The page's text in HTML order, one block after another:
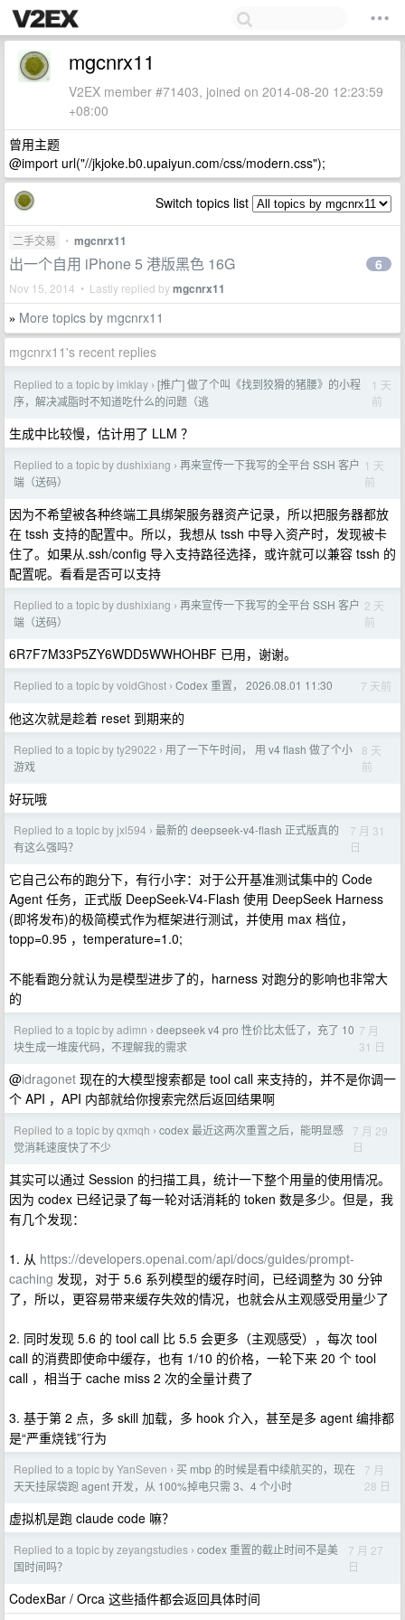
mgcnrx11
V2EX member #71403, joined on 2014-08-20 12:23:59
+08:00
曾用主题
@import url("//jkjoke.b0.upaiyun.com/css/modern.css");
Switch topics list
二手交易 • mgcnrx11
出一个自用 iPhone 5 港版黑色 16G
Nov 15, 2014 • Lastly replied bymgcnrx11
6
» More topics by mgcnrx11
mgcnrx11's recent replies
Replied to a topic by imklay › [推广] 做了个叫《找到狡猾的猪腰》的小程
序，解决减脂时不知道吃什么的问题（逃
1 天
前
生成中比较慢，估计用了 LLM ？
Replied to a topic by dushixiang › 再来宣传一下我写的全平台 SSH 客户
端（送码）
1 天
前
因为不希望被各种终端工具绑架服务器资产记录，所以把服务器都放
在 tssh 支持的配置中。所以，我想从 tssh 中导入资产时，发现被卡
住了。如果从.ssh/config 导入支持路径选择，或许就可以兼容 tssh 的
配置呢。看看是否可以支持
Replied to a topic by dushixiang › 再来宣传一下我写的全平台 SSH 客户
端（送码）
2 天
前
6R7F7M33P5ZY6WDD5WWHOHBF 已用，谢谢。
Replied to a topic by voidGhost › Codex 重置， 2026.08.01 11:30 7 天前
他这次就是趁着 reset 到期来的
Replied to a topic by ty29022 › 用了一下午时间， 用 v4 flash 做了个小
游戏
8 天
前
好玩哦
Replied to a topic by jxl594 › 最新的 deepseek-v4-flash 正式版真的
有这么强吗？
7 月 31
日
它自己公布的跑分下，有行小字：对于公开基准测试集中的 Code
Agent 任务，正式版 DeepSeek-V4-Flash 使用 DeepSeek Harness
(即将发布)的极简模式作为框架进行测试，并使用 max 档位，
topp=0.95 ，temperature=1.0;
不能看跑分就认为是模型进步了的，harness 对跑分的影响也非常大
的
Replied to a topic by adimn › deepseek v4 pro 性价比太低了，充了 10
块生成一堆废代码，不理解我的需求
7 月
31 日
@idragonet 现在的大模型搜索都是 tool call 来支持的，并不是你调一
个 API ，API 内部就给你搜索完然后返回结果啊
Replied to a topic by qxmqh › codex 最近这两次重置之后，能明显感
觉消耗速度快了不少
7 月 29
日
其实可以通过 Session 的扫描工具，统计一下整个用量的使用情况。
因为 codex 已经记录了每一轮对话消耗的 token 数是多少。但是，我
有几个发现：
1. 从 https://developers.openai.com/api/docs/guides/prompt-
caching 发现，对于 5.6 系列模型的缓存时间，已经调整为 30 分钟
了，所以，更容易带来缓存失效的情况，也就会从主观感受用量少了
2. 同时发现 5.6 的 tool call 比 5.5 会更多（主观感受），每次 tool
call 的消费即使命中缓存，也有 1/10 的价格，一轮下来 20 个 tool
call ，相当于 cache miss 2 次的全量计费了
3. 基于第 2 点，多 skill 加载，多 hook 介入，甚至是多 agent 编排都
是“严重烧钱”行为
Replied to a topic by YanSeven › 买 mbp 的时候是看中续航买的，现在
天天挂尿袋跑 agent 开发，从 100%掉电只需 3、4 个小时
7 月
28 日
虚拟机是跑 claude code 嘛？
Replied to a topic by zeyangstudies › codex 重置的截止时间不是美
国时间吗？
7 月 27
日
CodexBar / Orca 这些插件都会返回具体时间